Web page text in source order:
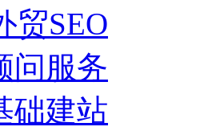
贸SEO
问服务
础建站